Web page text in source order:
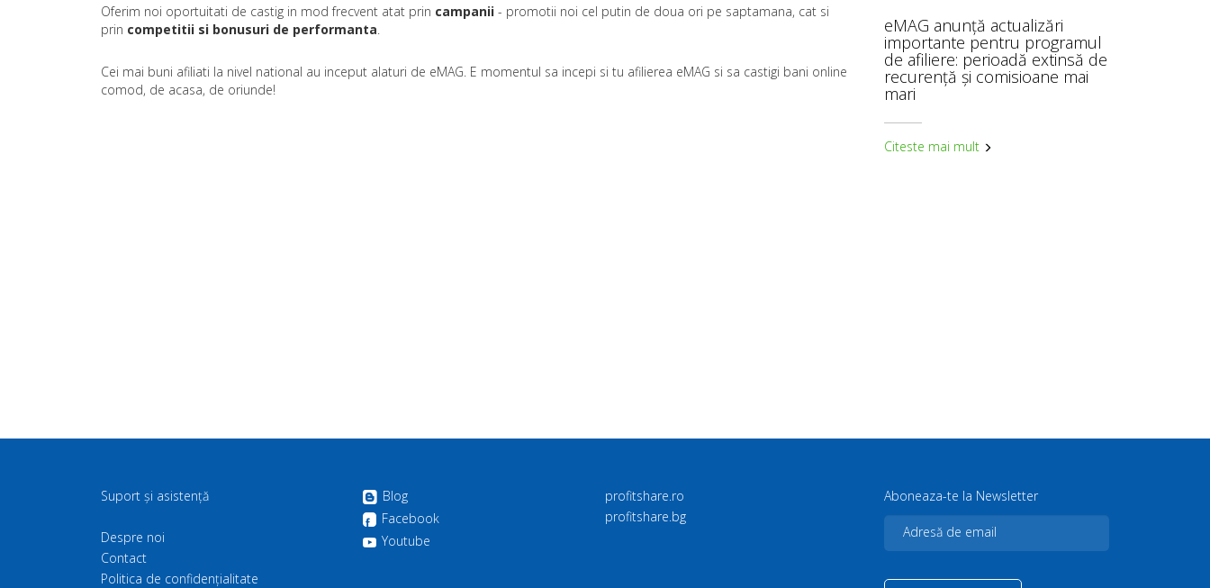
Oferim noi oportuitati de castig in mod frecvent atat prin campanii - promotii noi cel putin de doua ori pe saptamana, cat si
prin competitii si bonusuri de performanta.
Cei mai buni afiliati la nivel national au inceput alaturi de eMAG. E momentul sa incepi si tu afilierea eMAG si sa castigi bani online
comod, de acasa, de oriunde!
eMAG anunță actualizări
importante pentru programul
de afiliere: perioadă extinsă de
recurență și comisioane mai
mari
Citeste mai mult
Suport și asistență
Despre noi
Contact
Politica de confidenţialitate
Blog
Facebook
Youtube
profitshare.ro
profitshare.bg
Aboneaza-te la Newsletter